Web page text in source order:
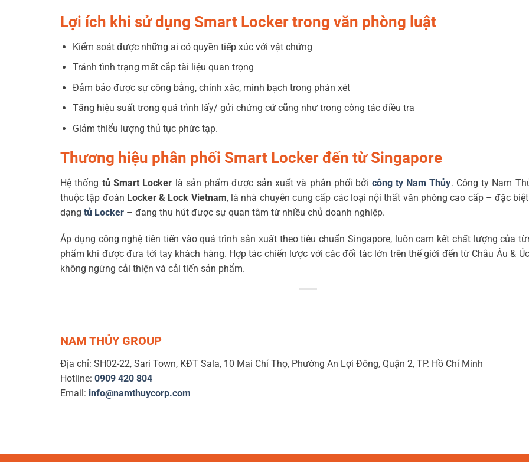
Lợi ích khi sử dụng Smart Locker trong văn phòng luật
Kiểm soát được những ai có quyền tiếp xúc với vật chứng
Tránh tình trạng mất cắp tài liệu quan trọng
Đảm bảo được sự công bằng, chính xác, minh bạch trong phán xét
Tăng hiệu suất trong quá trình lấy/ gửi chứng cứ cũng như trong công tác điều tra
Giảm thiểu lượng thủ tục phức tạp.
Thương hiệu phân phối Smart Locker đến từ Singapore
Hệ thống tủ Smart Locker là sản phẩm được sản xuất và phân phối bởi công ty Nam Thủy. Công ty Nam
thuộc tập đoàn Locker & Lock Vietnam, là nhà chuyên cung cấp các loại nội thất văn phòng cao cấp – đặc
dạng tủ Locker – đang thu hút được sự quan tâm từ nhiều chủ doanh nghiệp.
Áp dụng công nghệ tiên tiến vào quá trình sản xuất theo tiêu chuẩn Singapore, luôn cam kết chất lượng của
phẩm khi được đưa tới tay khách hàng. Hợp tác chiến lược với các đối tác lớn trên thế giới đến từ Châu Âu &
không ngừng cải thiện và cải tiến sản phẩm.
NAM THỦY GROUP
Địa chỉ: SH02-22, Sari Town, KĐT Sala, 10 Mai Chí Thọ, Phường An Lợi Đông, Quận 2, TP. Hồ Chí Minh
Hotline: 0909 420 804
Email: info@namthuycorp.com